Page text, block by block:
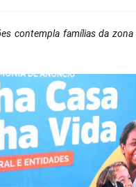
contempla famílias da